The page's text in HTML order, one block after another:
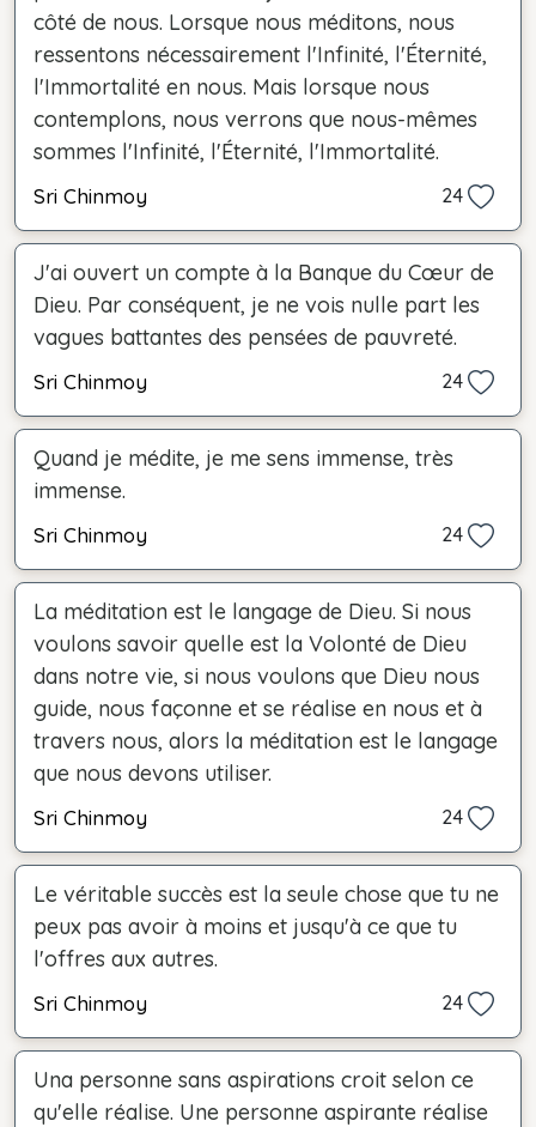
côté de nous. Lorsque nous méditons, nous
ressentons nécessairement l'Infinité, l'Éternité,
l'Immortalité en nous. Mais lorsque nous
contemplons, nous verrons que nous-mêmes
sommes l'Infinité, l'Éternité, l'Immortalité.
Sri Chinmoy 24
J'ai ouvert un compte à la Banque du Cœur de
Dieu. Par conséquent, je ne vois nulle part les
vagues battantes des pensées de pauvreté.
Sri Chinmoy 24
Quand je médite, je me sens immense, très
immense.
Sri Chinmoy 24
La méditation est le langage de Dieu. Si nous
voulons savoir quelle est la Volonté de Dieu
dans notre vie, si nous voulons que Dieu nous
guide, nous façonne et se réalise en nous et à
travers nous, alors la méditation est le langage
que nous devons utiliser.
Sri Chinmoy 24
Le véritable succès est la seule chose que tu ne
peux pas avoir à moins et jusqu'à ce que tu
l'offres aux autres.
Sri Chinmoy 24
Una personne sans aspirations croit selon ce
qu'elle réalise. Une personne aspirante réalise